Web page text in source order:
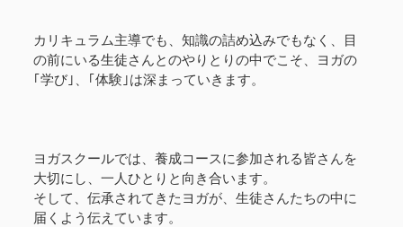
カリキュラム主導でも、知識の詰め込みでもなく、目
の前にいる生徒さんとのやりとりの中でこそ、ヨガの
｢学び｣、｢体験｣は深まっていきます。
ヨガスクールでは、養成コースに参加される皆さんを
大切にし、一人ひとりと向き合います。
そして、伝承されてきたヨガが、生徒さんたちの中に
届くよう伝えています。